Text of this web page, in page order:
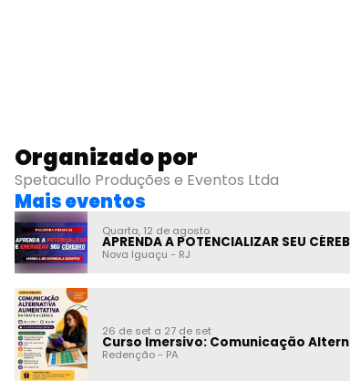
Organizado por
Spetacullo Produções e Eventos Ltda
Mais eventos
Quarta, 12 de agosto
APRENDA A POTENCIALIZAR SEU
Nova Iguaçu - RJ
26 de set a 27 de set
Curso Imersivo: Comunicação
Redenção- PA